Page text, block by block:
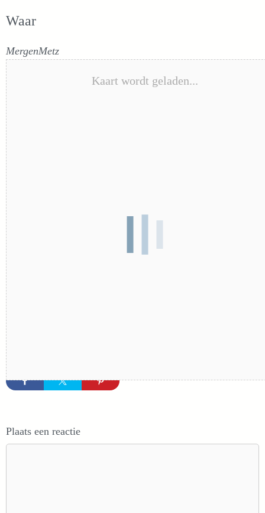
Waar
MergenMetz
Kaart wordt geladen...
Plaats een reactie